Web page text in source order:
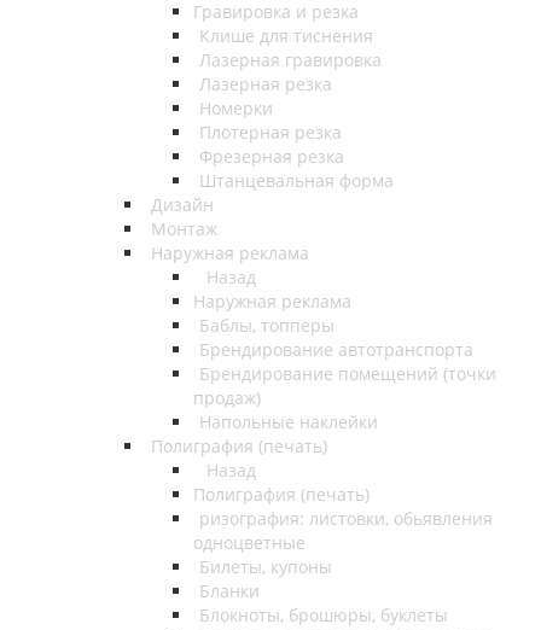
Гравировка и резка
Клише для тиснения
Лазерная гравировка
Лазерная резка
Номерки
Плотерная резка
Фрезерная резка
Штанцевальная форма
Дизайн
Монтаж
Наружная реклама
Назад
Наружная реклама
Баблы, топперы
Брендирование автотранспорта
Брендирование помещений (точки
продаж)
Напольные наклейки
Полиграфия (печать)
Назад
Полиграфия (печать)
ризография: листовки, обьявления
одноцветные
Билеты, купоны
Бланки
Блокноты, брошюры, буклеты